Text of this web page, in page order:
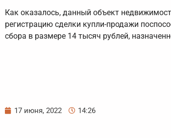
Как оказалось, данный объект
регистрацию сделки купли-продажи
сбора в размере 14 тысяч рублей,
17 июня, 2022 14:26